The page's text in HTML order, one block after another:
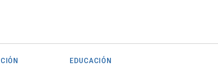
EDUCACIÓN